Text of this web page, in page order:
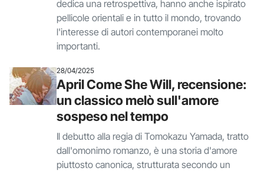
dedica una retrospettiva, hanno anche ispirato
pellicole orientali e in tutto il mondo, trovando
l'interesse di autori contemporanei molto
importanti.
28/04/2025
April Come She Will, recensione:
un classico melò sull'amore
sospeso nel tempo
Il debutto alla regia di Tomokazu Yamada, tratto
dall'omonimo romanzo, è una storia d'amore
piuttosto canonica, strutturata secondo un